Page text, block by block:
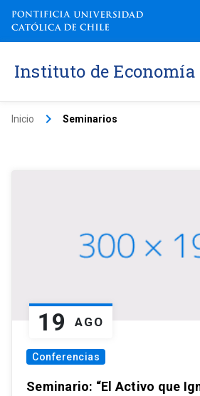
Instituto de Economía
Inicio keyboard_arrow_right Seminarios
19 AGO
Conferencias
Seminario: “El Activo que